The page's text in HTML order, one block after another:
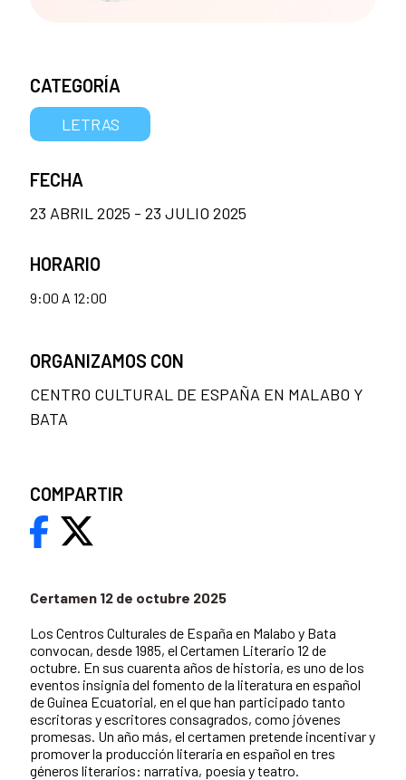
Certamen 12 de octubre 2025
Los Centros Culturales de España en Malabo y Bata
convocan, desde 1985, el Certamen Literario 12 de
octubre. En sus cuarenta años de historia, es uno de los
eventos insignia del fomento de la literatura en español
de Guinea Ecuatorial, en el que han participado tanto
escritoras y escritores consagrados, como jóvenes
promesas. Un año más, el certamen pretende incentivar y
promover la producción literaria en español en tres
géneros literarios: narrativa, poesía y teatro.
CATEGORÍA
LETRAS
FECHA
23 ABRIL 2025 - 23 JULIO 2025
HORARIO
9:00 A 12:00
ORGANIZAMOS CON
CENTRO CULTURAL DE ESPAÑA EN MALABO Y
BATA
COMPARTIR